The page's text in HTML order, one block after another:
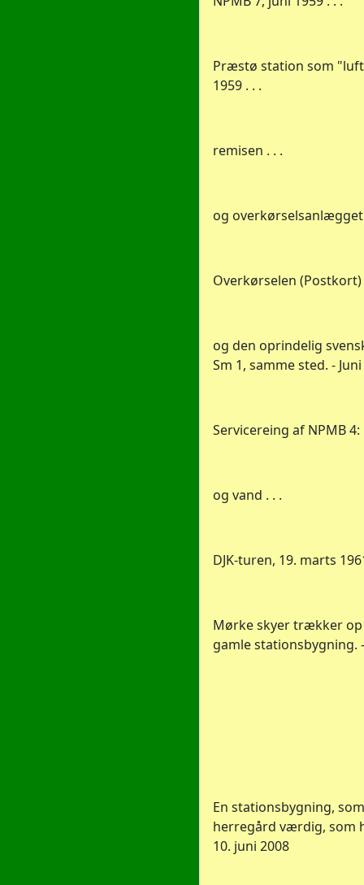
Præstø station som
1959 . . .
remisen . . .
og
Overkørselen (Postkort)
og den oprindelig
Sm 1, samme sted. -
Servicereing af NPMB 4:
og vand . . .
DJK-turen, 19. marts
Mørke skyer trækker
gamle stationsbygning.
En stationsbygning,
herregård værdig, som
10. juni 2008